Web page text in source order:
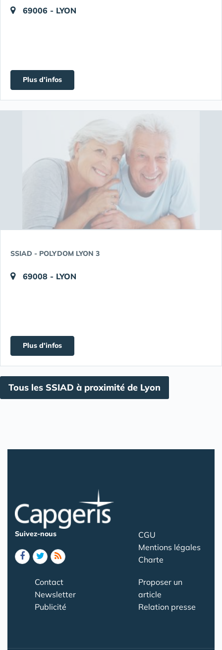
69006 - LYON
Plus d'infos
SSIAD - POLYDOM LYON 3
69008 - LYON
Plus d'infos
Tous les SSIAD à proximité de Lyon
Suivez-nous
CGU
Mentions légales
Charte
Contact
Newsletter
Publicité
Proposer un
article
Relation presse